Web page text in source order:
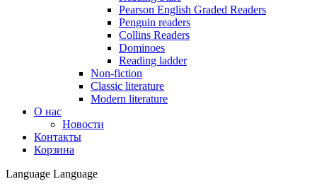
Pearson English Graded Readers
Penguin readers
Collins Readers
Dominoes
Reading ladder
Non-fiction
Classic literature
Modern literature
О нас
Новости
Контакты
Корзина
Language Language